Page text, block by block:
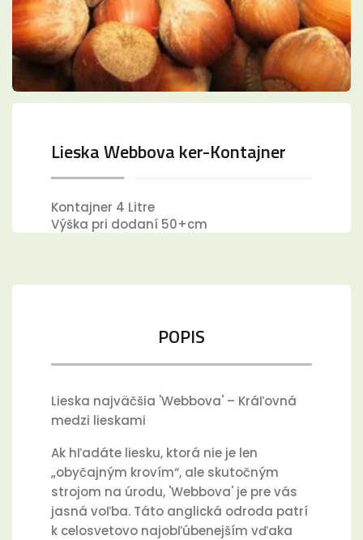
Lieska Webbova ker-Kontajner
Kontajner 4 Litre
Výška pri dodaní 50+cm
POPIS
Lieska najväčšia 'Webbova' – Kráľovná
medzi lieskami
Ak hľadáte liesku, ktorá nie je len
„obyčajným krovím“, ale skutočným
strojom na úrodu, 'Webbova' je pre vás
jasná voľba. Táto anglická odroda patrí
k celosvetovo najobľúbenejším vďaka